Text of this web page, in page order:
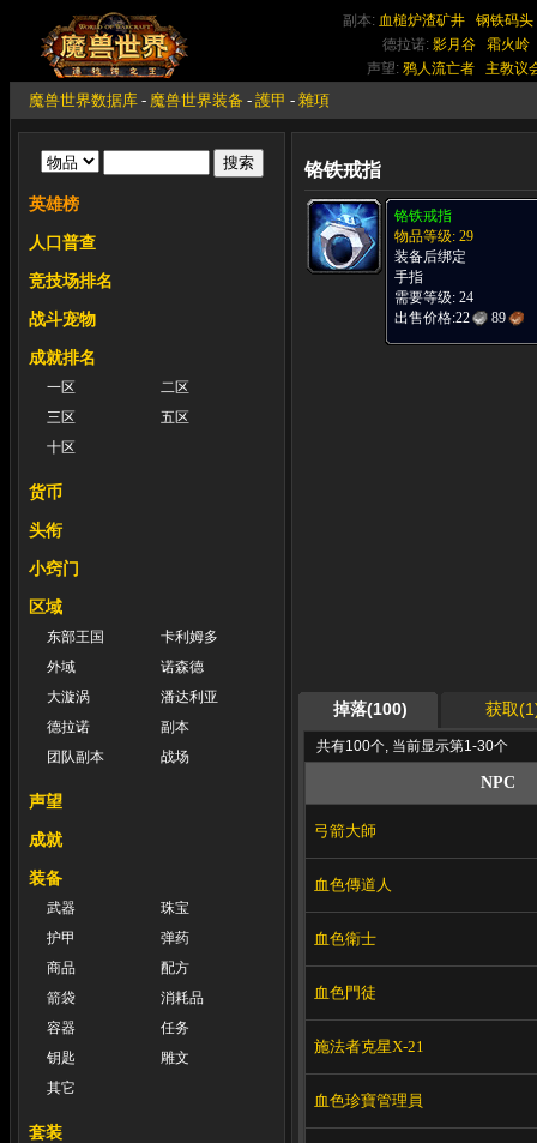
副本: 血槌炉渣矿井
钢铁码头
德拉诺: 影月谷
霜火岭
声望: 鸦人流亡者 主教议
魔兽世界数据库 - 魔兽世界装备 - 護甲 - 雜項
英雄榜
人口普查
竞技场排名
战斗宠物
成就排名
一区
二区
三区
五区
十区
货币
头衔
小窍门
区域
东部王国
卡利姆多
外域
诺森德
大漩涡
潘达利亚
德拉诺
副本
团队副本
战场
声望
成就
装备
武器
珠宝
护甲
弹药
商品
配方
箭袋
消耗品
容器
任务
钥匙
雕文
其它
套装
铬铁戒指
铬铁戒指
物品等级: 29
装备后绑定
手指
需要等级: 24
出售价格:22 89
掉落(100) 获取
共有100个, 当前显示第1-30个
NPC
弓箭大師
血色傳道人
血色衛士
血色門徒
施法者克星X-21
血色珍寶管理員